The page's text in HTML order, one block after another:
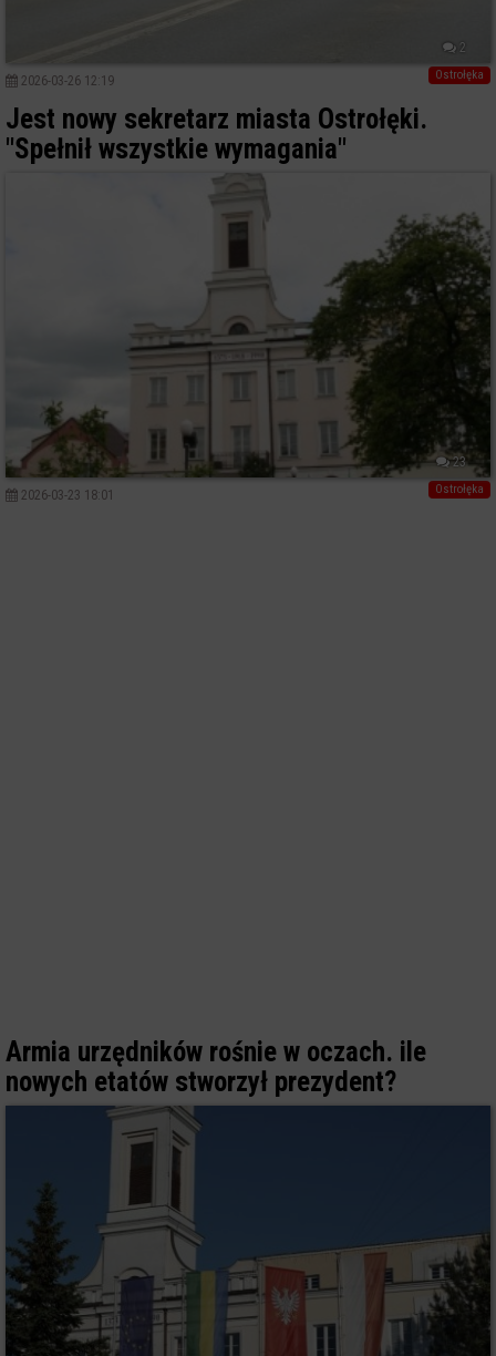
2
Ostrołęka
2026-03-26 12:19
Jest nowy sekretarz miasta Ostrołęki.
"Spełnił wszystkie wymagania"
23
Ostrołęka
2026-03-23 18:01
Armia urzędników rośnie w oczach. ile
nowych etatów stworzył prezydent?